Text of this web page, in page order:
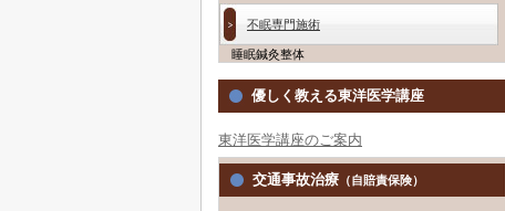
不眠専門施術
睡眠鍼灸整体
優しく教える東洋医学講座
東洋医学講座のご案内
交通事故治療 （自賠責保険）